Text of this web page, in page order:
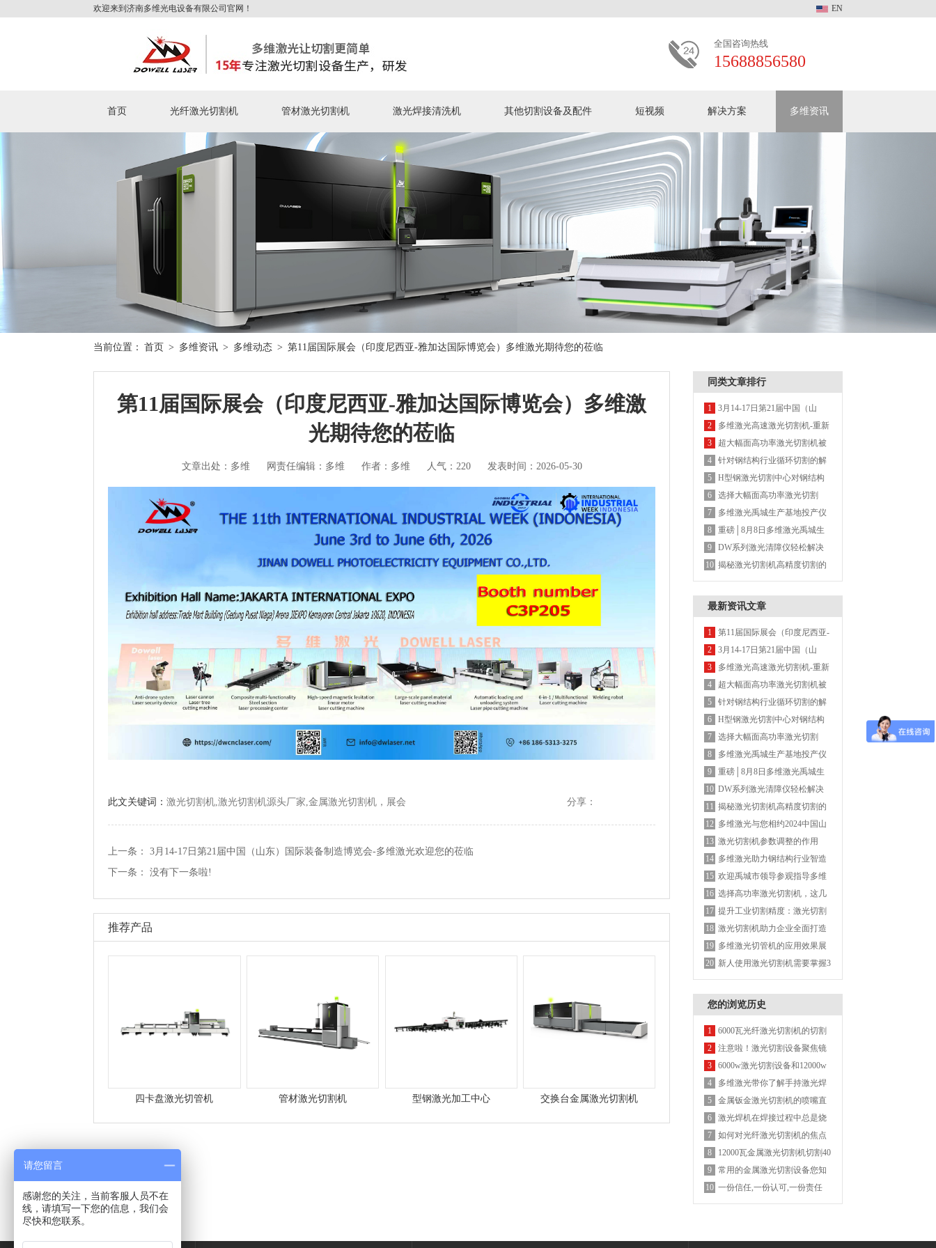
欢迎来到济南多维光电设备有限公司官网！ EN
全国咨询热线
15688856580
首页 光纤激光切割机 管材激光切割机 激光焊接清洗机 其他切割设备及配件 短视频 解决方案 多维资讯
多维动态
客户见证
多维激光中文版全系产
品介绍
关于多维
当前位置： 首页 > 多维资讯 > 多维动态 > 第11届国际展会（印度尼西亚-雅加达国际博览会）多维激光期待您的莅临
第11届国际展会（印度尼西亚-雅加达国际博览会）多维激
光期待您的莅临
文章出处：多维 网责任编辑：多维 作者：多维 人气：220 发表时间：2026-05-30
此文关键词：激光切割机,激光切割机源头厂家,金属激光切割机，展会 分享：
上一条：3月14-17日第21届中国（山东）国际装备制造博览会-多维激光欢迎您的莅临
下一条：没有下一条啦!
推荐产品
四卡盘激光切管机 管材激光切割机 型钢激光加工中心 交换台金属激光切割机
同类文章排行
1
3月14-17日第21届中国（山
东）国际装备制造博览会-多维
激光欢迎您的莅临
2
多维激光高速激光切割机-重新
定义高速机
3
超大幅面高功率激光切割机被
广泛认可的背后
4
针对钢结构行业循环切割的解
决方案
5
H型钢激光切割中心对钢结构
带来的显著优势
6
选择大幅面高功率激光切割
机，这几点务必重视
7
多维激光禹城生产基地投产仪
式圆满结束
8
重磅│8月8日多维激光禹城生
产基地投产仪式邀您见证
9
DW系列激光清障仪轻松解决
树障及电网线路飘挂物
10 揭秘激光切割机高精度切割的
面纱，聚焦控制系统
最新资讯文章
1
第11届国际展会（印度尼西亚-
雅加达国际博览会）多维激光
期待您的莅临
2
3月14-17日第21届中国（山
东）国际装备制造博览会-多维
激光欢迎您的莅临
3
多维激光高速激光切割机-重新
定义高速机
4
超大幅面高功率激光切割机被
广泛认可的背后
5
针对钢结构行业循环切割的解
决方案
6
H型钢激光切割中心对钢结构
带来的显著优势
7
选择大幅面高功率激光切割
机，这几点务必重视
8
多维激光禹城生产基地投产仪
式圆满结束
9
重磅│8月8日多维激光禹城生
产基地投产仪式邀您见证
10 DW系列激光清障仪轻松解决
树障及电网线路飘挂物
11 揭秘激光切割机高精度切割的
面纱，聚焦控制系统
12 多维激光与您相约2024中国山
东储能高质量发展大会暨展览
会
13 激光切割机参数调整的作用
14 多维激光助力钢结构行业智造
升级
15 欢迎禹城市领导参观指导多维
激光厂区
16 选择高功率激光切割机，这几
点务必重视
17 提升工业切割精度：激光切割
机5大关键参数调整指南
18 激光切割机助力企业全面打造
绿色制造，告别脏乱差
19 多维激光切管机的应用效果展
示
20 新人使用激光切割机需要掌握3
个大方向！
您的浏览历史
1
6000瓦光纤激光切割机的切割
参数
2
注意啦！激光切割设备聚焦镜
的安装使用方法
3
6000w激光切割设备和12000w
激光切割设备用哪种激更节省
成本
4
多维激光带你了解手持激光焊
接机有哪些优缺点？
5
金属钣金激光切割机的喷嘴直
径类型及差别
6
激光焊机在焊接过程中总是烧
镜片，是什么原因？
7
如何对光纤激光切割机的焦点
位置进行调整？
8
12000瓦金属激光切割机切割40
mm碳钢
9
常用的金属激光切割设备您知
道有哪些吗？
10 一份信任,一份认可,一份责任
请您留言
感谢您的关注，当前客服人员不在
线，请填写一下您的信息，我们会
尽快和您联系。